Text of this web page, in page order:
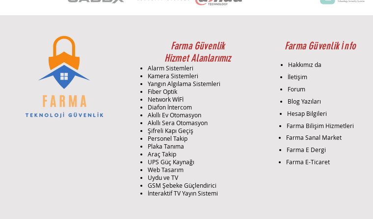
Farma Güvenlik
Hizmet Alanlarımız
Alarm Sistemleri
Kamera Sistemleri
Yangın Algılama Sistemleri
Fiber Optik
Network WİFİ
Diafon İntercom
Akıllı Ev Otomasyon
Akıllı Sera Otomasyon
Şifreli Kapı Geçiş
Personel Takip
Plaka Tanıma
Araç Takip
UPS Güç Kaynağı
Web Tasarım
Uydu ve TV
GSM Şebeke Güçlendirici
İnteraktif TV Yayın Sistemi
Farma Güvenlik İnfo
Hakkımız da
İletişim
Forum
Blog Yazıları
Hesap Bilgileri
Farma Bilişim Hizmetleri
Farma Sanal Market
Farma E Dergi
Farma E-Ticaret